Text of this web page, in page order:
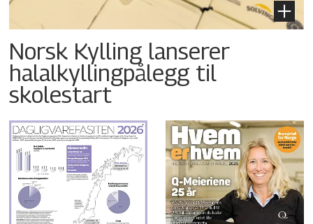
Norsk Kylling lanserer
halalkyllingpålegg til
skolestart